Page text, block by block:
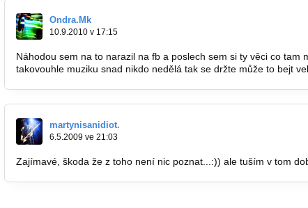
Ondra.Mk
10.9.2010 v 17:15
Náhodou sem na to narazil na fb a poslech sem si ty věci co tam
takovouhle muziku snad nikdo nedělá tak se držte může to bejt
martynisanidiot.
6.5.2009 ve 21:03
Zajímavé, škoda že z toho není nic poznat...:)) ale tuším v tom